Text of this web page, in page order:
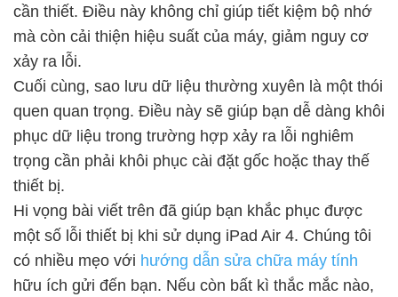
cần thiết. Điều này không chỉ giúp tiết kiệm bộ nhớ
mà còn cải thiện hiệu suất của máy, giảm nguy cơ
xảy ra lỗi.
Cuối cùng, sao lưu dữ liệu thường xuyên là một thói
quen quan trọng. Điều này sẽ giúp bạn dễ dàng khôi
phục dữ liệu trong trường hợp xảy ra lỗi nghiêm
trọng cần phải khôi phục cài đặt gốc hoặc thay thế
thiết bị.
Hi vọng bài viết trên đã giúp bạn khắc phục được
một số lỗi thiết bị khi sử dụng iPad Air 4. Chúng tôi
có nhiều mẹo với hướng dẫn sửa chữa máy tính
hữu ích gửi đến bạn. Nếu còn bất kì thắc mắc nào,